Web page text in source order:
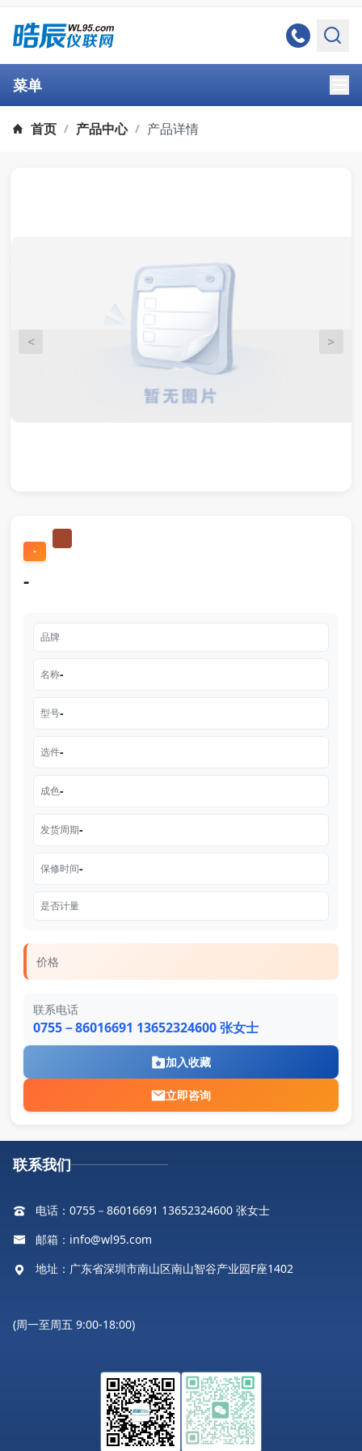
菜单
首页 / 产品中心 / 产品详情
< >
-
-
品牌
名称-
型号-
选件-
成色-
发货周期-
保修时间-
是否计量
价格
联系电话
0755－86016691 13652324600 张女士
加入收藏
立即咨询
联系我们
电话：0755－86016691 13652324600 张女士
邮箱：info@wl95.com
地址：广东省深圳市南山区南山智谷产业园F座1402
(周一至周五 9:00-18:00)